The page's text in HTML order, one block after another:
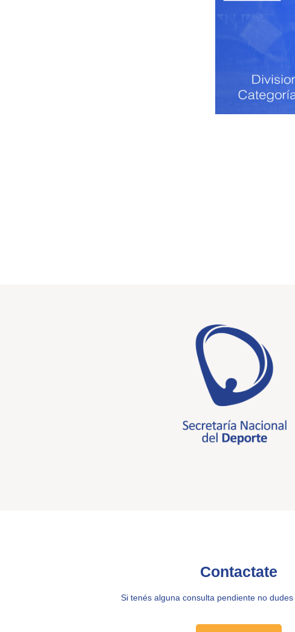
Contactate
Si tenés alguna consulta pendiente no